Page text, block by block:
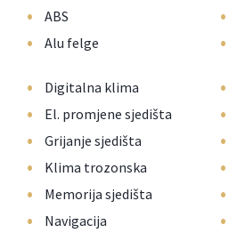
• ABS •
• Alu felge •
• Digitalna klima •
• El. promjene sjedišta •
• Grijanje sjedišta •
• Klima trozonska •
• Memorija sjedišta •
• Navigacija •